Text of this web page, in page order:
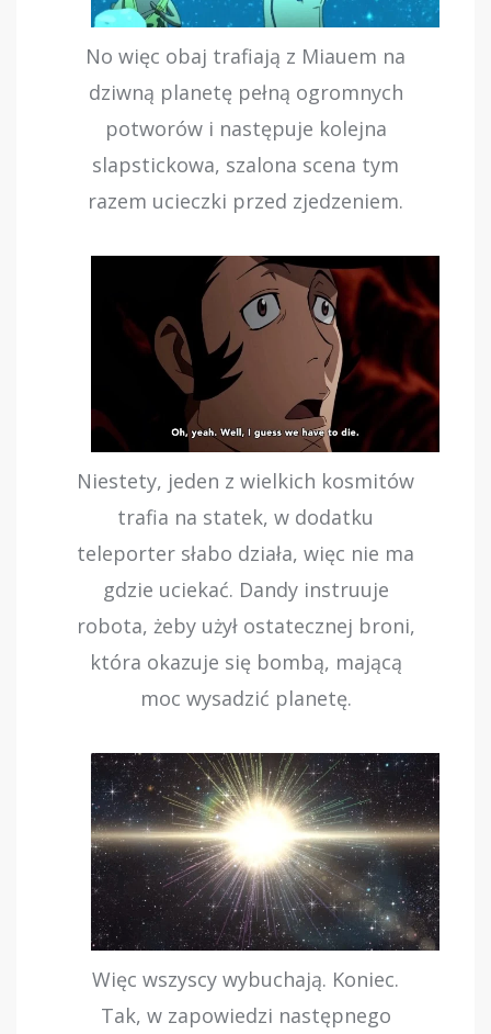
No więc obaj trafiają z Miauem na
dziwną planetę pełną ogromnych
potworów i następuje kolejna
slapstickowa, szalona scena tym
razem ucieczki przed zjedzeniem.
Niestety, jeden z wielkich kosmitów
trafia na statek, w dodatku
teleporter słabo działa, więc nie ma
gdzie uciekać. Dandy instruuje
robota, żeby użył ostatecznej broni,
która okazuje się bombą, mającą
moc wysadzić planetę.
Więc wszyscy wybuchają. Koniec.
Tak, w zapowiedzi następnego